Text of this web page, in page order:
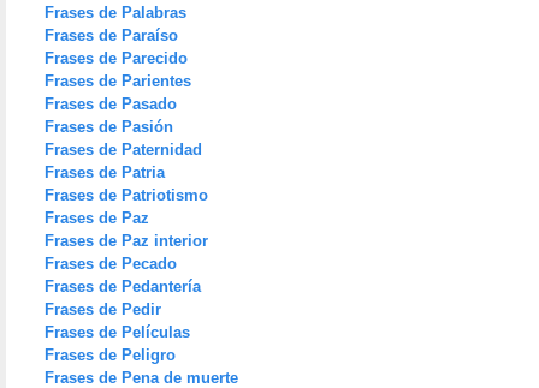
Frases de Palabras
Frases de Paraíso
Frases de Parecido
Frases de Parientes
Frases de Pasado
Frases de Pasión
Frases de Paternidad
Frases de Patria
Frases de Patriotismo
Frases de Paz
Frases de Paz interior
Frases de Pecado
Frases de Pedantería
Frases de Pedir
Frases de Películas
Frases de Peligro
Frases de Pena de muerte